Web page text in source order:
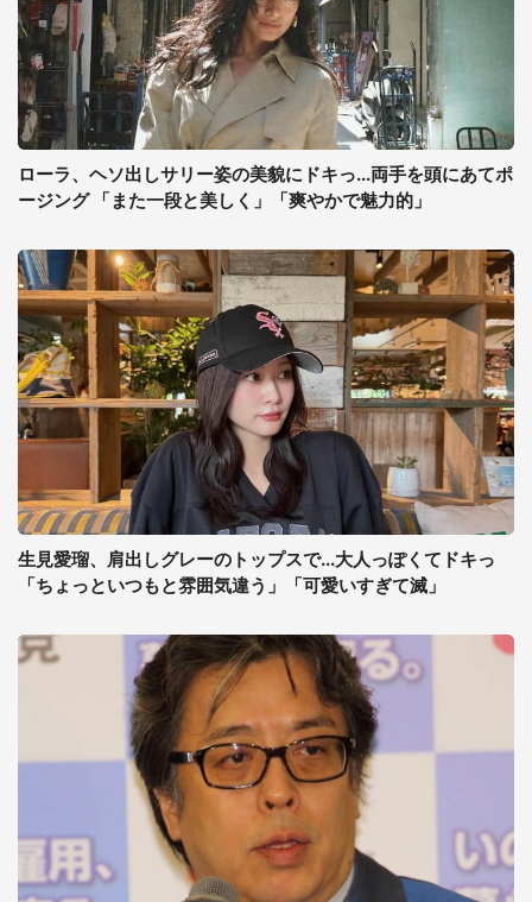
ローラ、ヘソ出しサリー姿の美貌にドキっ...両手を頭にあてポ
ージング 「また一段と美しく」「爽やかで魅力的」
生見愛瑠、肩出しグレーのトップスで...大人っぽくてドキっ
「ちょっといつもと雰囲気違う」「可愛いすぎて滅」